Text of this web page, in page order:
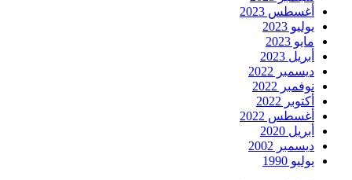
أغسطس 2023
يوليو 2023
مايو 2023
أبريل 2023
ديسمبر 2022
نوفمبر 2022
أكتوبر 2022
أغسطس 2022
أبريل 2020
ديسمبر 2002
يوليو 1990